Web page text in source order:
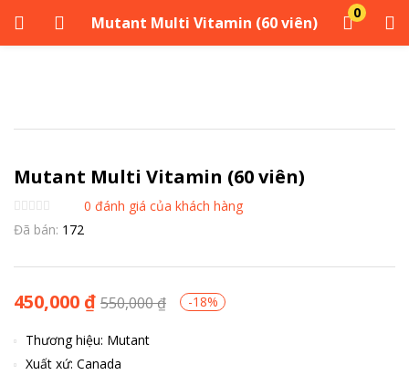
Mutant Multi Vitamin (60 viên)
0
ĐĂNG NHẬP ĐĂNG KÝ
Nhập tên người dùng và mật khẩu của bạn để đăng nhập.
Ghi nhớ tôi
Đăng Nhập
Mutant Multi Vitamin (60 viên)
0 đánh giá của khách hàng
Đã bán: 172
450,000 ₫ 550,000₫ -18%
Thương hiệu: Mutant
Xuất xứ: Canada